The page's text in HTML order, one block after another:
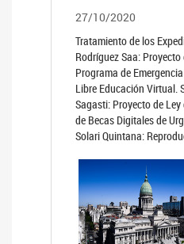
27/10/2020
Tratamiento de los
Rodríguez Saa:
Programa de
Libre Educación Virtual.
Sagasti: Proyecto de
de Becas Digitales de
Solari Quintana: